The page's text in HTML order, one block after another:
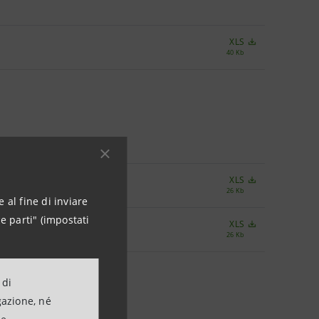
al fine di inviare
parti" (impostati
né
XLS
40 Kb
XLS
26 Kb
XLS
26 Kb